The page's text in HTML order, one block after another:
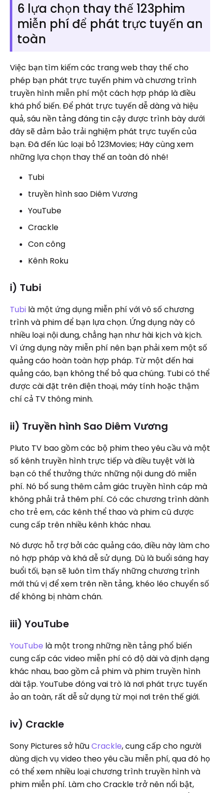
6 lựa chọn thay thế 123phim
miễn phí để phát trực tuyến an
toàn
Việc bạn tìm kiếm các trang web thay thế cho
phép bạn phát trực tuyến phim và chương trình
truyền hình miễn phí một cách hợp pháp là điều
khá phổ biến. Để phát trực tuyến dễ dàng và hiệu
quả, sáu nền tảng đáng tin cậy được trình bày dưới
đây sẽ đảm bảo trải nghiệm phát trực tuyến của
bạn. Đã đến lúc loại bỏ 123Movies; Hãy cùng xem
những lựa chọn thay thế an toàn đó nhé!
Tubi
truyền hình sao Diêm Vương
YouTube
Crackle
Con công
Kênh Roku
i) Tubi
Tubi là một ứng dụng miễn phí với vô số chương
trình và phim để bạn lựa chọn. Ứng dụng này có
nhiều loại nội dung, chẳng hạn như hài kịch và kịch.
Vì ứng dụng này miễn phí nên bạn phải xem một số
quảng cáo hoàn toàn hợp pháp. Từ một đến hai
quảng cáo, bạn không thể bỏ qua chúng. Tubi có thể
được cài đặt trên điện thoại, máy tính hoặc thậm
chí cả TV thông minh.
ii) Truyền hình Sao Diêm Vương
Pluto TV bao gồm các bộ phim theo yêu cầu và một
số kênh truyền hình trực tiếp và điều tuyệt vời là
bạn có thể thưởng thức những nội dung đó miễn
phí. Nó bổ sung thêm cảm giác truyền hình cáp mà
không phải trả thêm phí. Có các chương trình dành
cho trẻ em, các kênh thể thao và phim cũ được
cung cấp trên nhiều kênh khác nhau.
Nó được hỗ trợ bởi các quảng cáo, điều này làm cho
nó hợp pháp và khá dễ sử dụng. Dù là buổi sáng hay
buổi tối, bạn sẽ luôn tìm thấy những chương trình
mới thú vị để xem trên nền tảng, khéo léo chuyển số
để không bị nhàm chán.
iii) YouTube
YouTube là một trong những nền tảng phổ biến
cung cấp các video miễn phí có độ dài và định dạng
khác nhau, bao gồm cả phim và phim truyền hình
dài tập. YouTube đóng vai trò là nơi phát trực tuyến
ảo an toàn, rất dễ sử dụng từ mọi nơi trên thế giới.
iv) Crackle
Sony Pictures sở hữuCrackle, cung cấp cho người
dùng dịch vụ video theo yêu cầu miễn phí, qua đó họ
có thể xem nhiều loại chương trình truyền hình và
phim miễn phí. Làm cho Crackle trở nên nổi bật,